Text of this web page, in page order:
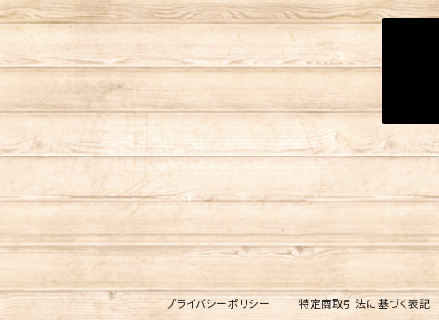
プライバシーポリシー 特定商取引法に基づく表記